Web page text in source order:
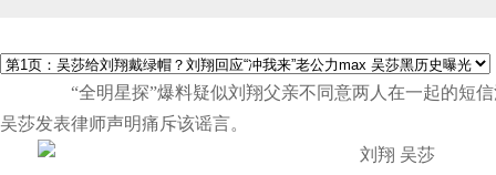
“全明星探”爆料疑似刘翔父亲不同意两人在一起的短信
吴莎发表律师声明痛斥该谣言。